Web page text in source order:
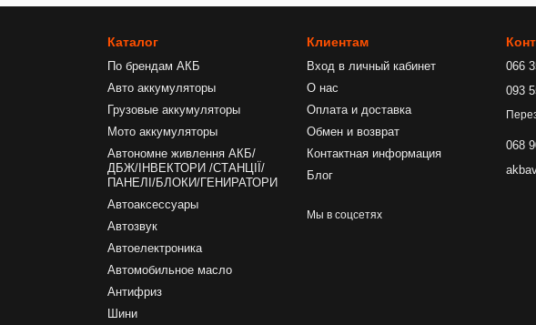
Каталог
По брендам АКБ
Авто аккумуляторы
Грузовые аккумуляторы
Мото аккумуляторы
Автономне живлення АКБ/
ДБЖ/ІНВЕКТОРИ /СТАНЦІЇ/
ПАНЕЛІ/БЛОКИ/ГЕНИРАТОРИ
Автоаксессуары
Автозвук
Автоелектроника
Автомобильное масло
Антифриз
Шини
Клиентам
Вход в личный кабинет
О нас
Оплата и доставка
Обмен и возврат
Контактная информация
Блог
Мы в соцсетях
066
093
068